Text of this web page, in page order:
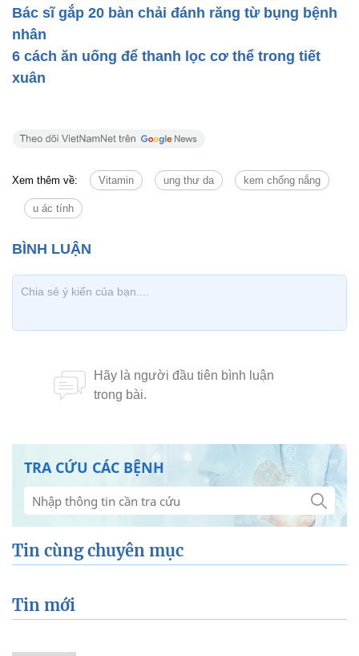
Bác sĩ gắp 20 bàn chải đánh răng từ bụng bệnh
nhân
6 cách ăn uống để thanh lọc cơ thể trong tiết
xuân
Xem thêm về: Vitamin ung thư da kem chống nắng
u ác tính
TRA CỨU CÁC BỆNH
Tin cùng chuyên mục
Tin mới